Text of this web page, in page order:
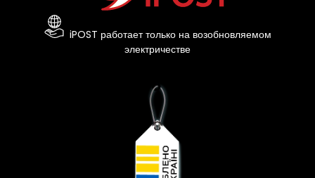
iPOST работает только на возобновляемом
электричестве